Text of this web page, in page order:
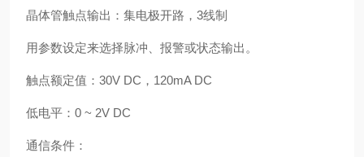
晶体管触点输出：集电极开路，3线制
用参数设定来选择脉冲、报警或状态输出。
触点额定值：30V DC，120mA DC
低电平：0 ~ 2V DC
通信条件：